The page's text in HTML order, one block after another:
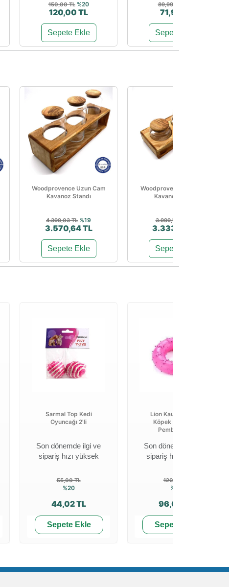
150,00 TL %20
120,00 TL
Sepete Ekle
89,99 TL
71,99 TL
Sepete Ekle
Woodprovence Uzun Cam
Kavanoz Standı
4.399,03 TL %19
3.570,64 TL
Sepete Ekle
Woodprovence Kısa Cam
Kavanoz Standı
3.999,11 TL
3.333,07 TL
Sepete Ekle
Sarmal Top Kedi
Oyuncağı 2'li
Son dönemde ilgi ve
sipariş hızı yüksek
55,00 TL
%20
44,02 TL
Sepete Ekle
Lion Kauçuk Halka
Köpek Oyuncağı
Pembe 7 Cm
Son dönemde ilgi ve
sipariş hızı yüksek
120,01 TL
%20
96,00 TL
Sepete Ekle